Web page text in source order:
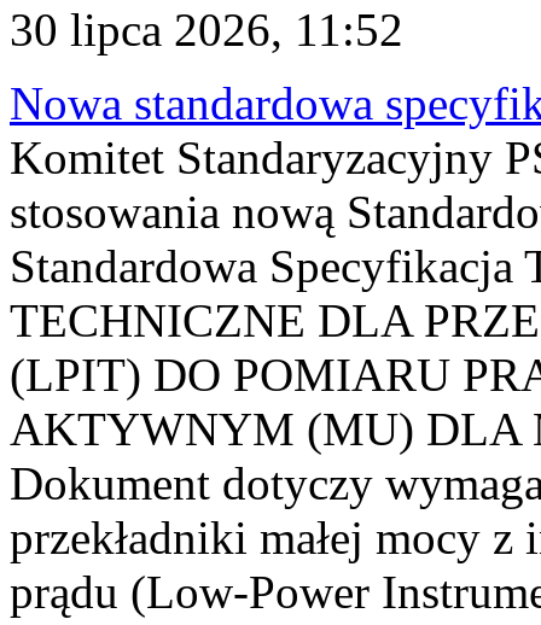
30 lipca 2026, 11:52
Nowa standardowa
Komitet Standaryzacyjny
stosowania nową
Standardowa
TECHNICZNE DLA
(LPIT) DO POMIARU
AKTYWNYM (MU) DLA
Dokument dotyczy
przekładniki małej mocy
prądu (Low-Power